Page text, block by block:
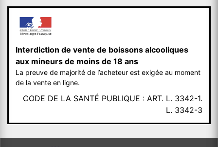
Interdiction de vente de boissons alcooliques
aux mineurs de moins de 18 ans
La preuve de majorité de l’acheteur est exigée au moment
de la vente en ligne.
CODE DE LA SANTÉ PUBLIQUE : ART. L. 3342-1.
L. 3342-3